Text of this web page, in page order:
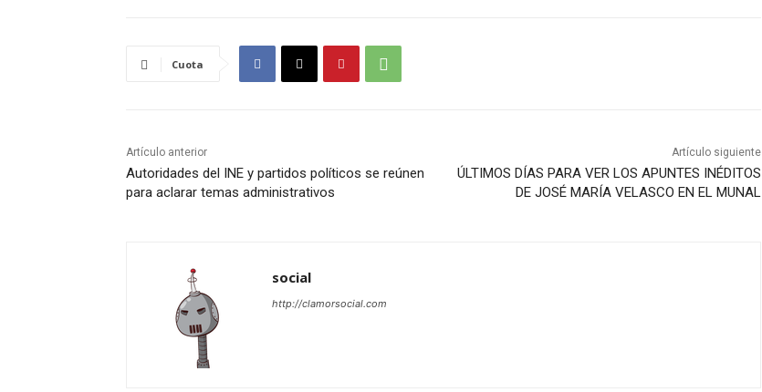
Cuota
Artículo anterior
Autoridades del INE y partidos políticos se reúnen
para aclarar temas administrativos
Artículo siguiente
ÚLTIMOS DÍAS PARA VER LOS APUNTES INÉDITOS
DE JOSÉ MARÍA VELASCO EN EL MUNAL
social
http://clamorsocial.com